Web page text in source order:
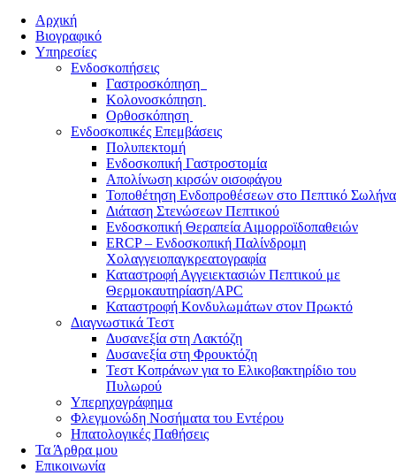
Αρχική
Βιογραφικό
Υπηρεσίες
Ενδοσκοπήσεις
Γαστροσκόπηση
Κολονοσκόπηση
Ορθοσκόπηση
Ενδοσκοπικές Επεμβάσεις
Πολυπεκτομή
Ενδοσκοπική Γαστροστομία
Απολίνωση κιρσών οισοφάγου
Τοποθέτηση Ενδοπροθέσεων στο Πεπτικό Σωλήνα
Διάταση Στενώσεων Πεπτικού
Ενδοσκοπική Θεραπεία Αιμορροϊδοπαθειών
ERCP – Ενδοσκοπική Παλίνδρομη
Χολαγγειοπαγκρεατογραφία
Καταστροφή Αγγειεκτασιών Πεπτικού με
Θερμοκαυτηρίαση/APC
Καταστροφή Κονδυλωμάτων στον Πρωκτό
Διαγνωστικά Τεστ
Δυσανεξία στη Λακτόζη
Δυσανεξία στη Φρουκτόζη
Τεστ Κοπράνων για το Ελικοβακτηρίδιο του
Πυλωρού
Υπερηχογράφημα
Φλεγμονώδη Νοσήματα του Εντέρου
Ηπατολογικές Παθήσεις
Τα Άρθρα μου
Επικοινωνία